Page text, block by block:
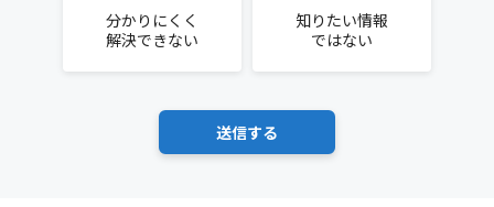
分かりにくく
解決できない
知りたい情報
ではない